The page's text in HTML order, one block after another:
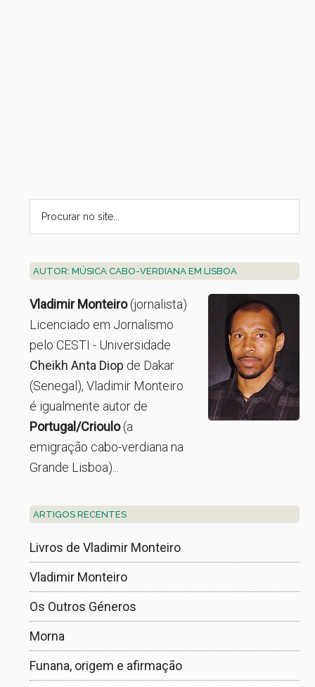
AUTOR: MÚSICA CABO-VERDIANA EM LISBOA
Vladimir Monteiro(jornalista)
Licenciado em Jornalismo
pelo CESTI - Universidade
Cheikh Anta Diop de Dakar
(Senegal), Vladimir Monteiro
é igualmente autor de
Portugal/Crioulo(a
emigração cabo-verdiana na
Grande Lisboa)...
ARTIGOS RECENTES
Livros de Vladimir Monteiro
Vladimir Monteiro
Os Outros Géneros
Morna
Funana, origem e afirmação